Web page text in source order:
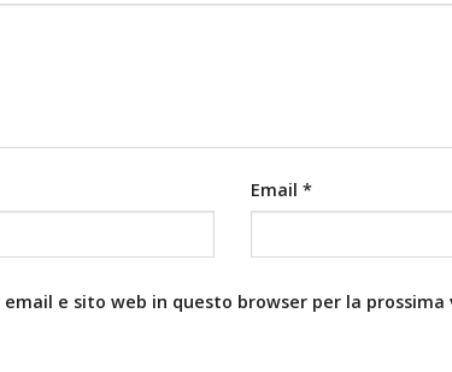
Email *
email e sito web in questo browser per la